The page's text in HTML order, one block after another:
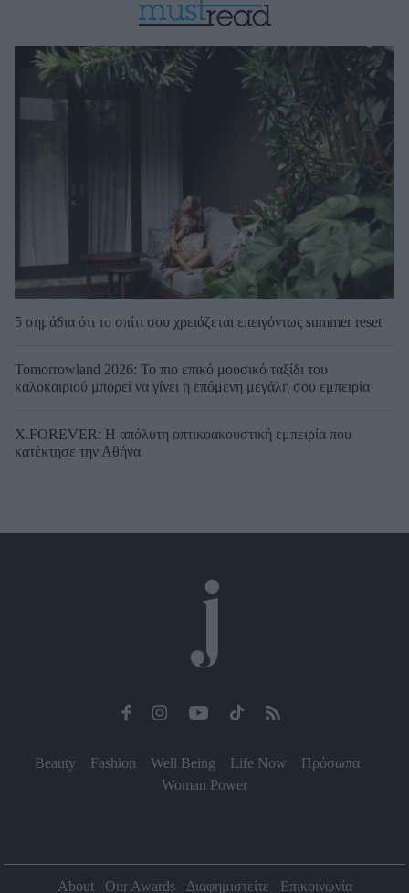
5 σημάδια ότι το σπίτι σου χρειάζεται επειγόντως summer reset
Tomorrowland 2026: Το πιο επικό μουσικό ταξίδι του
καλοκαιριού μπορεί να γίνει η επόμενη μεγάλη σου εμπειρία
X.FOREVER: Η απόλυτη οπτικοακουστική εμπειρία που
κατέκτησε την Αθήνα
Beauty Fashion Well Being Life Now
Πρόσωπα
Woman Power
About Our Awards Διαφημιστείτε Επικοινωνία